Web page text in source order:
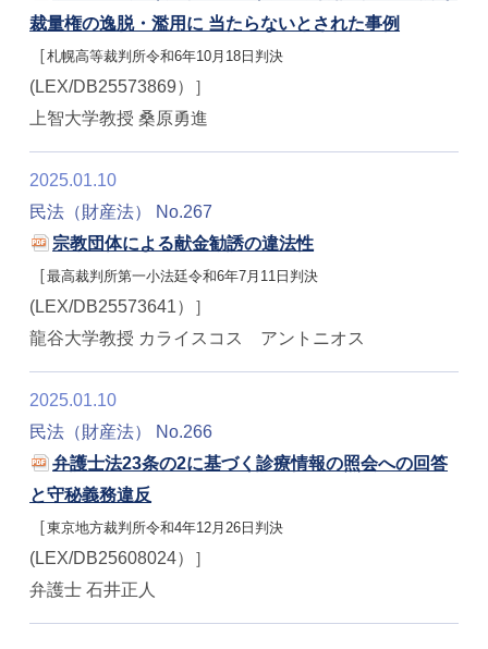
裁量権の逸脱・濫用に 当たらないとされた事例
［札幌高等裁判所令和6年10月18日判決
(LEX/DB25573869）］
上智大学教授 桑原勇進
2025.01.10
民法（財産法） No.267
宗教団体による献金勧誘の違法性
［最高裁判所第一小法廷令和6年7月11日判決
(LEX/DB25573641）］
龍谷大学教授 カライスコス アントニオス
2025.01.10
民法（財産法） No.266
弁護士法23条の2に基づく診療情報の照会への回答
と守秘義務違反
［東京地方裁判所令和4年12月26日判決
(LEX/DB25608024）］
弁護士 石井正人